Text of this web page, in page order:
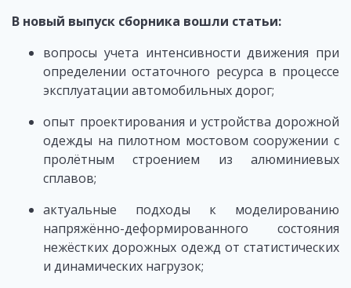
В новый выпуск сборника вошли статьи:
вопросы учета интенсивности движения при
определении остаточного ресурса в процессе
эксплуатации автомобильных дорог;
опыт проектирования и устройства дорожной
одежды на пилотном мостовом сооружении с
пролётным строением из алюминиевых
сплавов;
актуальные подходы к моделированию
напряжённо-деформированного состояния
нежёстких дорожных одежд от статистических
и динамических нагрузок;